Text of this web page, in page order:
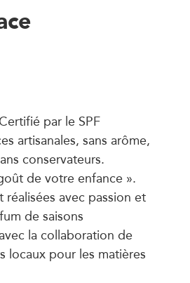
par le SPF
artisanales, sans arôme,
conservateurs.
de votre enfance ».
réalisées avec passion et
de saisons
la collaboration de
locaux pour les matières